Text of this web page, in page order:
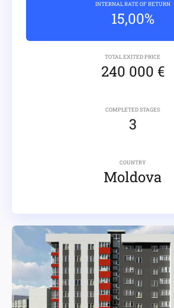
INTERNAL RATE OF RETURN
15,00%
TOTAL EXITED PRICE
240 000 €
COMPLETED STAGES
3
COUNTRY
Moldova